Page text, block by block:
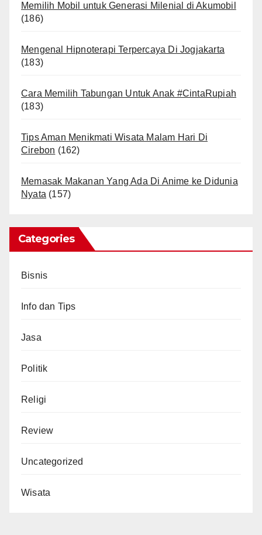
Memilih Mobil untuk Generasi Milenial di Akumobil
(186)
Mengenal Hipnoterapi Terpercaya Di Jogjakarta
(183)
Cara Memilih Tabungan Untuk Anak #CintaRupiah
(183)
Tips Aman Menikmati Wisata Malam Hari Di
Cirebon (162)
Memasak Makanan Yang Ada Di Anime ke Didunia
Nyata (157)
Categories
Bisnis
Info dan Tips
Jasa
Politik
Religi
Review
Uncategorized
Wisata